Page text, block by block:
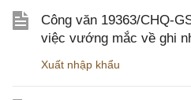
Công văn 19363/CHQ-
việc vướng mắc về ghi
Xuất nhập khẩu